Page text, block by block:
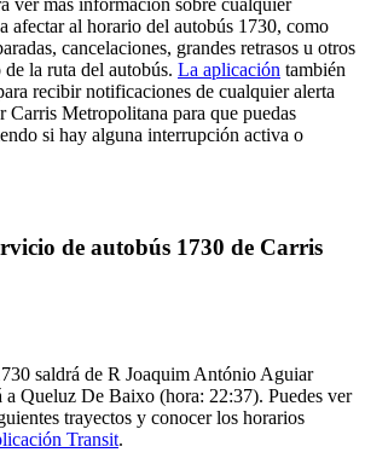
ver más información sobre cualquier
afectar al horario del autobús 1730, como
cancelaciones, grandes retrasos u otros
la ruta del autobús. La aplicación también
recibir notificaciones de cualquier alerta
Carris Metropolitana para que puedas
si hay alguna interrupción activa o
de autobús 1730 de Carris
saldrá de R Joaquim António Aguiar
Queluz De Baixo (hora: 22:37). Puedes ver
trayectos y conocer los horarios
Transit.